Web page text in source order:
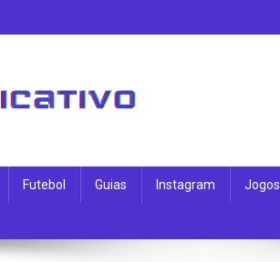
Futebol Guias Instagram Jogos